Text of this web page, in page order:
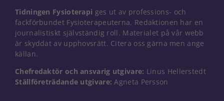
Tidningen Fysioterapi ges ut av professions- och
fackförbundet Fysioterapeuterna. Redaktionen har en
journalistiskt självständig roll. Materialet på vår webb
är skyddat av upphovsrätt. Citera oss gärna men ange
källan.
Chefredaktör och ansvarig utgivare: Linus Hellerstedt
Ställföreträdande utgivare: Agneta Persson